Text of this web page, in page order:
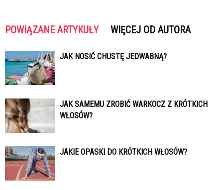
POWIĄZANE ARTYKUŁY WIĘCEJ OD AUTORA
JAK NOSIĆ CHUSTĘ JEDWABNĄ?
JAK SAMEMU ZROBIĆ WARKOCZ Z KRÓTKICH
WŁOSÓW?
JAKIE OPASKI DO KRÓTKICH WŁOSÓW?